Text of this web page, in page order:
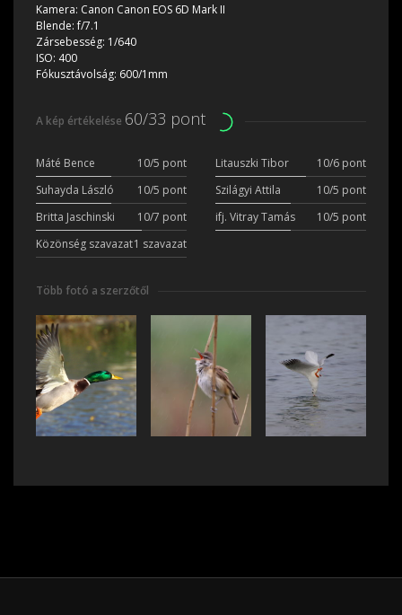
Kamera: Canon Canon EOS 6D Mark II
Blende:f/7.1
Zársebesség: 1/640
ISO: 400
Fókusztávolság: 600/1mm
A kép értékelése 60/33 pont
Máté Bence 10/5 pont Litauszki Tibor
10/6 pont
Suhayda László
10/5 pont Szilágyi Attila
10/5 pont
Britta Jaschinski
10/7 pont ifj. Vitray Tamás
10/5 pont
Közönség szavazat1 szavazat
Több fotó a szerzőtől